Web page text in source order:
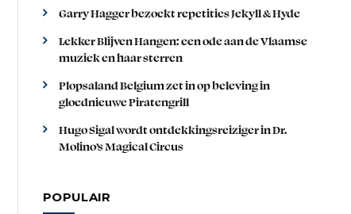
Garry Hagger bezoekt repetities Jekyll & Hyde
Lekker Blijven Hangen: een ode aan de Vlaamse
muziek en haar sterren
Plopsaland Belgium zet in op beleving in
gloednieuwe Piratengrill
Hugo Sigal wordt ontdekkingsreiziger in Dr.
Molino’s Magical Circus
POPULAIR